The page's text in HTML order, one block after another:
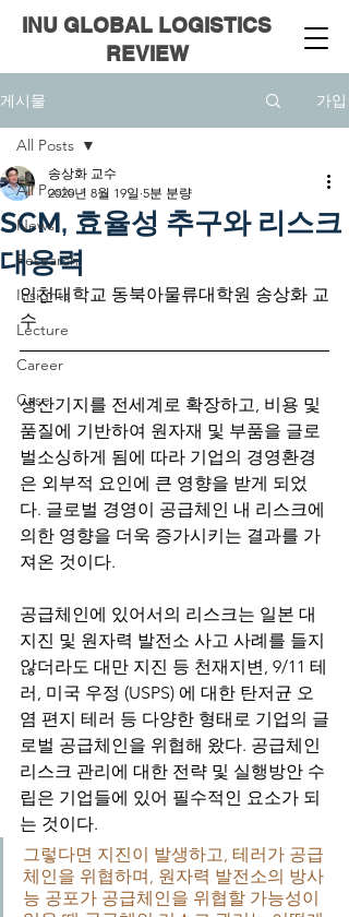
INU GLOBAL LOGISTICS
REVIEW
게시물 가입
All Posts
News
Research
Insights
Lecture
Career
Case
All Posts
SCM, 효율성 추구와 리스크
대응력
송상화 교수
2020년 8월 19일 5분 분량
인천대학교 동북아물류대학원 송상화 교
수
생산기지를 전세계로 확장하고, 비용 및
품질에 기반하여 원자재 및 부품을 글로
벌소싱하게 됨에 따라 기업의 경영환경
은 외부적 요인에 큰 영향을 받게 되었
다. 글로벌 경영이 공급체인 내 리스크에
의한 영향을 더욱 증가시키는 결과를 가
져온 것이다.
공급체인에 있어서의 리스크는 일본 대
지진 및 원자력 발전소 사고 사례를 들지
않더라도 대만 지진 등 천재지변, 9/11 테
러, 미국 우정 (USPS) 에 대한 탄저균 오
염 편지 테러 등 다양한 형태로 기업의 글
로벌 공급체인을 위협해 왔다. 공급체인
리스크 관리에 대한 전략 및 실행방안 수
립은 기업들에 있어 필수적인 요소가 되
는 것이다.
그렇다면 지진이 발생하고, 테러가 공급
체인을 위협하며, 원자력 발전소의 방사
능 공포가 공급체인을 위협할 가능성이